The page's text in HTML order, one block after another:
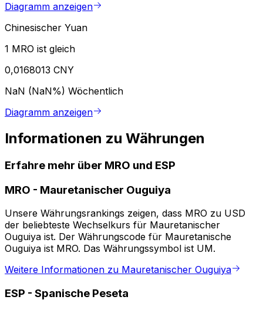
Diagramm anzeigen
Chinesischer Yuan
1 MRO ist gleich
0,0168013 CNY
NaN (NaN%) Wöchentlich
Diagramm anzeigen
Informationen zu Währungen
Erfahre mehr über MRO und ESP
MRO - Mauretanischer Ouguiya
Unsere Währungsrankings zeigen, dass MRO zu USD
der beliebteste Wechselkurs für Mauretanischer
Ouguiya ist. Der Währungscode für Mauretanische
Ouguiya ist MRO. Das Währungssymbol ist UM.
Weitere Informationen zu Mauretanischer Ouguiya
ESP - Spanische Peseta